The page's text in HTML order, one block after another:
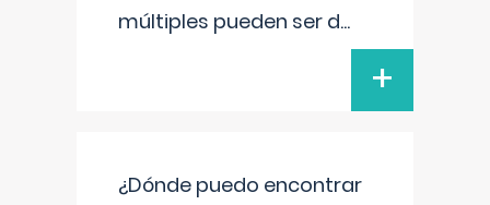
múltiples pueden ser d...
+
¿Dónde puedo encontrar